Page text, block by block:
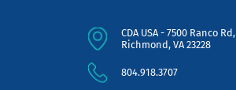
CDA USA - 7500 Ranco Rd,
Richmond, VA 23228
804.918.3707